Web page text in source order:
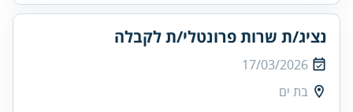
נציג/ת שרות פרונטלי/ת לקבלה
17/03/2026
בת ים